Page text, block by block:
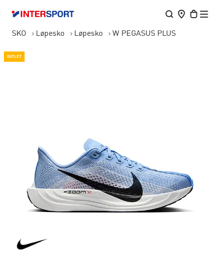
SKO Løpesko Løpesko W PEGASUS PLUS
OUTLET